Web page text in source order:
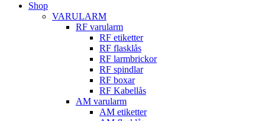
Shop
VARULARM
RF varularm
RF etiketter
RF flasklås
RF larmbrickor
RF spindlar
RF boxar
RF Kabellås
AM varularm
AM etiketter